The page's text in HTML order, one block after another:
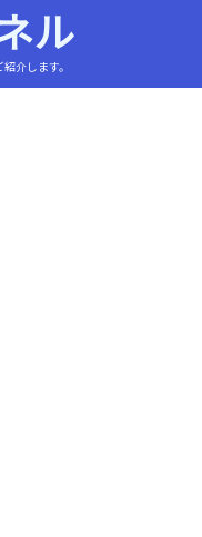
ル
介します。